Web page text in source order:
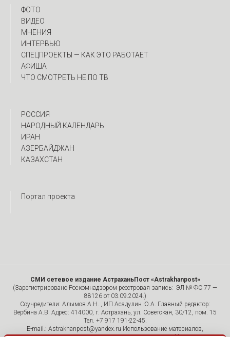
ФОТО
ВИДЕО
МНЕНИЯ
ИНТЕРВЬЮ
CПЕЦПРОЕКТЫ — КАК ЭТО РАБОТАЕТ
АФИША
ЧТО СМОТРЕТЬ НЕ ПО ТВ
РОССИЯ
НАРОДНЫЙ КАЛЕНДАРЬ
ИРАН
АЗЕРБАЙДЖАН
КАЗАХСТАН
Портал проекта
СМИ сетевое издание АстраханьПост «Astrakhanpost»
(Зарегистрировано Роскомнадзором реестровая запись: ЭЛ № ФС 77 —
88126 от 03.09.2024.)
Соучредители: Алымов А.Н. , ИП Асадулин Ю.А. Главный редактор:
Вербина А.В. Адрес: 414000, г. Астрахань, ул. Советская, 30/12, пом. 15
Тел. +7 917 191-22-45.
E-mail.: Astrakhanpost@yandex.ru Использование материалов,